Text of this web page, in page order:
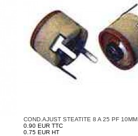
COND.AJUST STEATITE 8 A 25 PF 10MM
0.90 EUR TTC
0.75 EUR HT